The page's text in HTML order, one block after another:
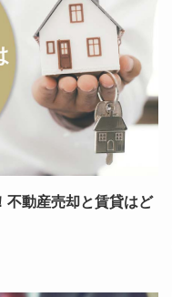
不動産売却と賃貸はど